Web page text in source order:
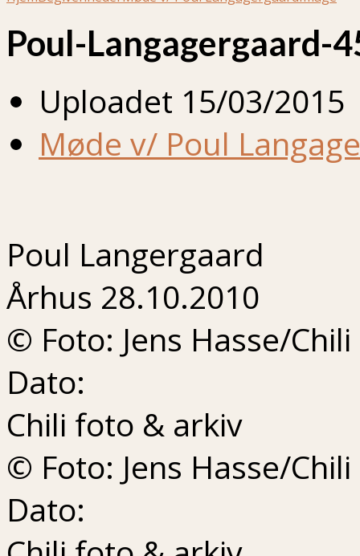
Poul-Langagergaard-
Uploadet 15/03/2015
Møde v/ Poul
Poul Langergaard
Århus 28.10.2010
© Foto: Jens Hasse/Chili
Dato:
Chili foto & arkiv
© Foto: Jens Hasse/Chili
Dato: